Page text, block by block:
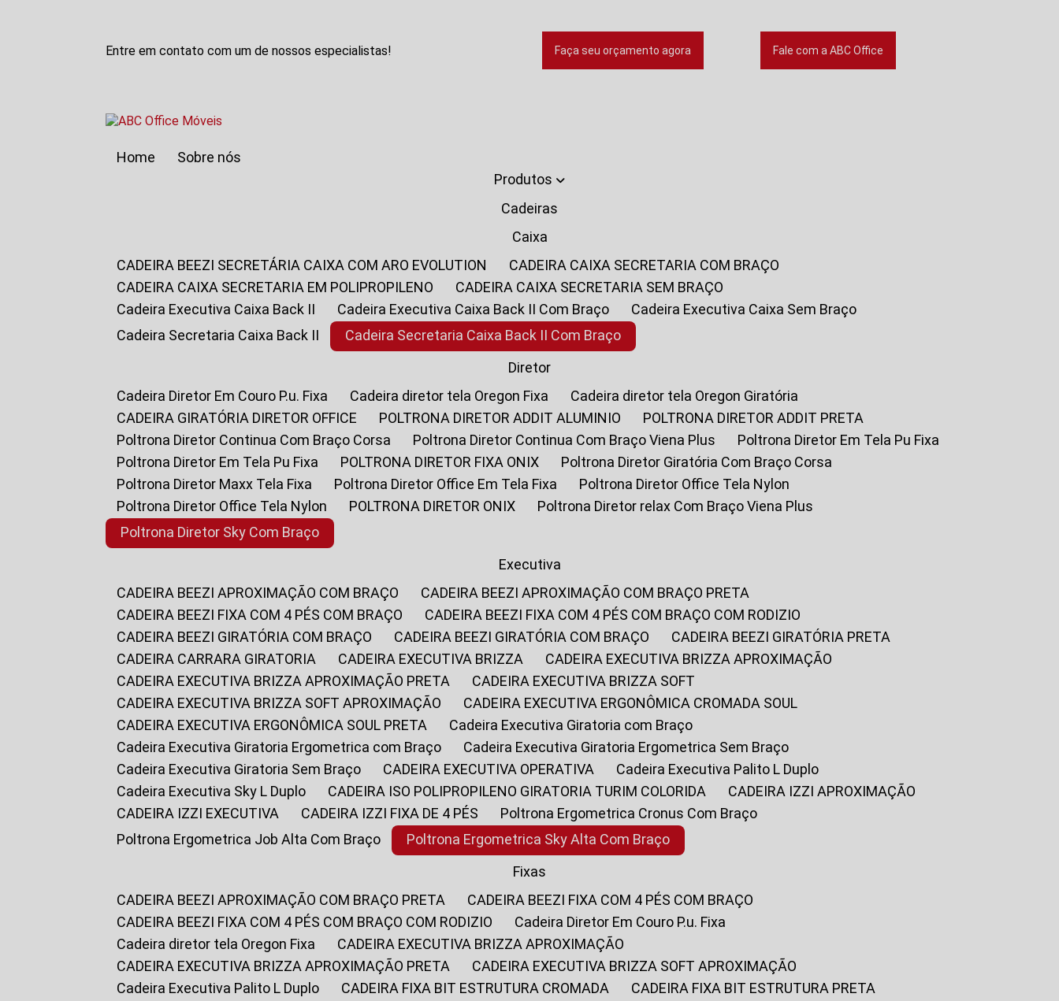
Entre em contato com um de nossos especialistas! Faça seu orçamento agora Fale com a ABC Office
Home
Sobre nós
Produtos
Cadeiras
Caixa
CADEIRA BEEZI SECRETÁRIA CAIXA COM ARO EVOLUTION
CADEIRA CAIXA SECRETARIA COM BRAÇO
CADEIRA CAIXA SECRETARIA EM POLIPROPILENO
CADEIRA CAIXA SECRETARIA SEM BRAÇO
Cadeira Executiva Caixa Back II
Cadeira Executiva Caixa Back II Com Braço
Cadeira Executiva Caixa Sem Braço
Cadeira Secretaria Caixa Back II
Cadeira Secretaria Caixa Back II Com Braço
Diretor
Cadeira Diretor Em Couro P.u. Fixa
Cadeira diretor tela Oregon Fixa
Cadeira diretor tela Oregon Giratória
CADEIRA GIRATÓRIA DIRETOR OFFICE
POLTRONA DIRETOR ADDIT ALUMINIO
POLTRONA DIRETOR ADDIT PRETA
Poltrona Diretor Continua Com Braço Corsa
Poltrona Diretor Continua Com Braço Viena Plus
Poltrona Diretor Em Tela Pu Fixa
Poltrona Diretor Em Tela Pu Fixa
POLTRONA DIRETOR FIXA ONIX
Poltrona Diretor Giratória Com Braço Corsa
Poltrona Diretor Maxx Tela Fixa
Poltrona Diretor Office Em Tela Fixa
Poltrona Diretor Office Tela Nylon
Poltrona Diretor Office Tela Nylon
POLTRONA DIRETOR ONIX
Poltrona Diretor relax Com Braço Viena Plus
Poltrona Diretor Sky Com Braço
Executiva
CADEIRA BEEZI APROXIMAÇÃO COM BRAÇO
CADEIRA BEEZI APROXIMAÇÃO COM BRAÇO PRETA
CADEIRA BEEZI FIXA COM 4 PÉS COM BRAÇO
CADEIRA BEEZI FIXA COM 4 PÉS COM BRAÇO COM RODIZIO
CADEIRA BEEZI GIRATÓRIA COM BRAÇO
CADEIRA BEEZI GIRATÓRIA COM BRAÇO
CADEIRA BEEZI GIRATÓRIA PRETA
CADEIRA CARRARA GIRATORIA
CADEIRA EXECUTIVA BRIZZA
CADEIRA EXECUTIVA BRIZZA APROXIMAÇÃO
CADEIRA EXECUTIVA BRIZZA APROXIMAÇÃO PRETA
CADEIRA EXECUTIVA BRIZZA SOFT
CADEIRA EXECUTIVA BRIZZA SOFT APROXIMAÇÃO
CADEIRA EXECUTIVA ERGONÔMICA CROMADA SOUL
CADEIRA EXECUTIVA ERGONÔMICA SOUL PRETA
Cadeira Executiva Giratoria com Braço
Cadeira Executiva Giratoria Ergometrica com Braço
Cadeira Executiva Giratoria Ergometrica Sem Braço
Cadeira Executiva Giratoria Sem Braço
CADEIRA EXECUTIVA OPERATIVA
Cadeira Executiva Palito L Duplo
Cadeira Executiva Sky L Duplo
CADEIRA ISO POLIPROPILENO GIRATORIA TURIM COLORIDA
CADEIRA IZZI APROXIMAÇÃO
CADEIRA IZZI EXECUTIVA
CADEIRA IZZI FIXA DE 4 PÉS
Poltrona Ergometrica Cronus Com Braço
Poltrona Ergometrica Job Alta Com Braço
Poltrona Ergometrica Sky Alta Com Braço
Fixas
CADEIRA BEEZI APROXIMAÇÃO COM BRAÇO PRETA
CADEIRA BEEZI FIXA COM 4 PÉS COM BRAÇO
CADEIRA BEEZI FIXA COM 4 PÉS COM BRAÇO COM RODIZIO
Cadeira Diretor Em Couro P.u. Fixa
Cadeira diretor tela Oregon Fixa
CADEIRA EXECUTIVA BRIZZA APROXIMAÇÃO
CADEIRA EXECUTIVA BRIZZA APROXIMAÇÃO PRETA
CADEIRA EXECUTIVA BRIZZA SOFT APROXIMAÇÃO
Cadeira Executiva Palito L Duplo
CADEIRA FIXA BIT ESTRUTURA CROMADA
CADEIRA FIXA BIT ESTRUTURA PRETA